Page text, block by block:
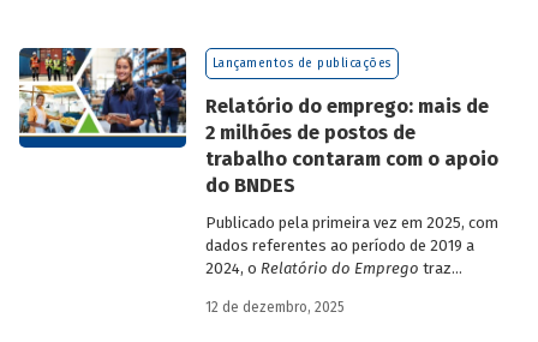
economistas renomados.
Lançamentos de publicações
Relatório do emprego: mais de
2 milhões de postos de
trabalho contaram com o apoio
do BNDES
Publicado pela primeira vez em 2025, com
dados referentes ao período de 2019 a
2024, o Relatório do Emprego traz
atuação do Banco sobre o mercado de
12 de dezembro, 2025